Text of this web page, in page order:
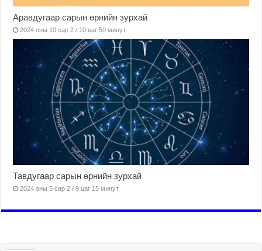
Аравдугаар сарын өрнийн зурхай
2024 оны 10 сар 2 / 10 цаг 50 минут
Тавдугаар сарын өрнийн зурхай
2024 оны 5 сар 2 / 9 цаг 15 минут